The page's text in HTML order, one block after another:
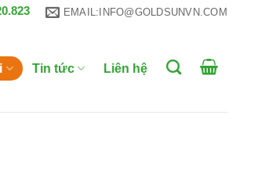
EMAIL:INFO@GOLDSUNVN.COM
Tin tức Liên hệ